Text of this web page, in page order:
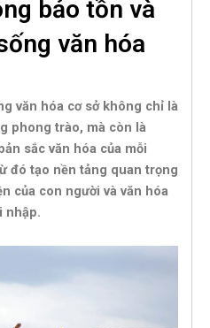
bảo tồn và
văn hóa
văn hóa cơ sở không chỉ là
phong trào, mà còn là
sắc văn hóa của mỗi
đó tạo nền tảng quan trọng
của con người và văn hóa
nhập.